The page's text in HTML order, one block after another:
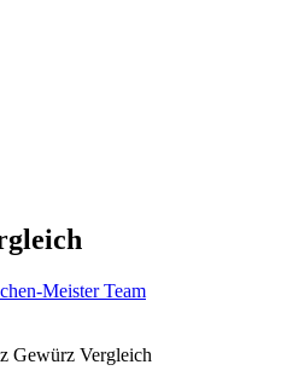
Meister Team
Gewürz Vergleich